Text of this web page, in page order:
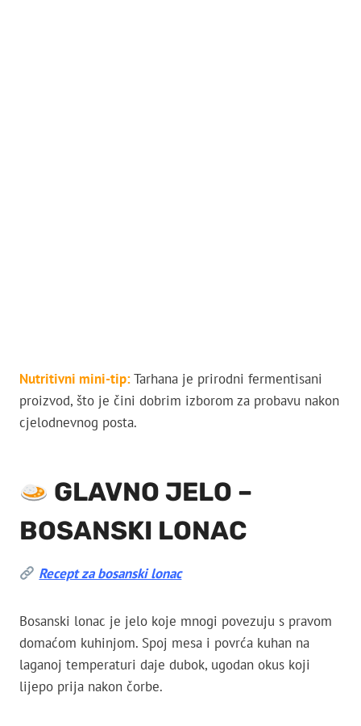
Nutritivni mini-tip:Tarhana je prirodni fermentisani
proizvod, što je čini dobrim izborom za probavu nakon
cjelodnevnog posta.
GLAVNO JELO –
BOSANSKI LONAC
Recept za bosanski lonac
Bosanski lonac je jelo koje mnogi povezuju s pravom
domaćom kuhinjom. Spoj mesa i povrća kuhan na
laganoj temperaturi daje dubok, ugodan okus koji
lijepo prija nakon čorbe.